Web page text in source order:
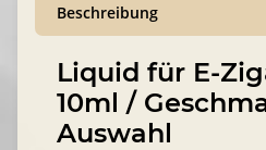
Beschreibung
Liquid für E-
10ml /
Auswahl